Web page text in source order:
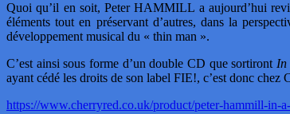
Quoi qu’il en soit, Peter HAMMILL a aujourd’hui
éléments tout en préservant d’autres, dans la
développement musical du « thin man ».
C’est ainsi sous forme d’un double CD que sortiront In
ayant cédé les droits de son label FIE!, c’est donc
https://www.cherryred.co.uk/product/peter-hammill-in-